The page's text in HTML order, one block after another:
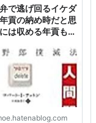
で逃げ回るイケダ
貢の納め時だと思
は収める年貢もな